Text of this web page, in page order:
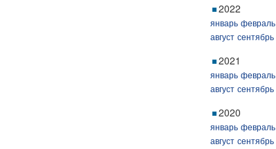
2022
январь февраль
август сентябрь
2021
январь февраль
август сентябрь
2020
январь февраль
август сентябрь